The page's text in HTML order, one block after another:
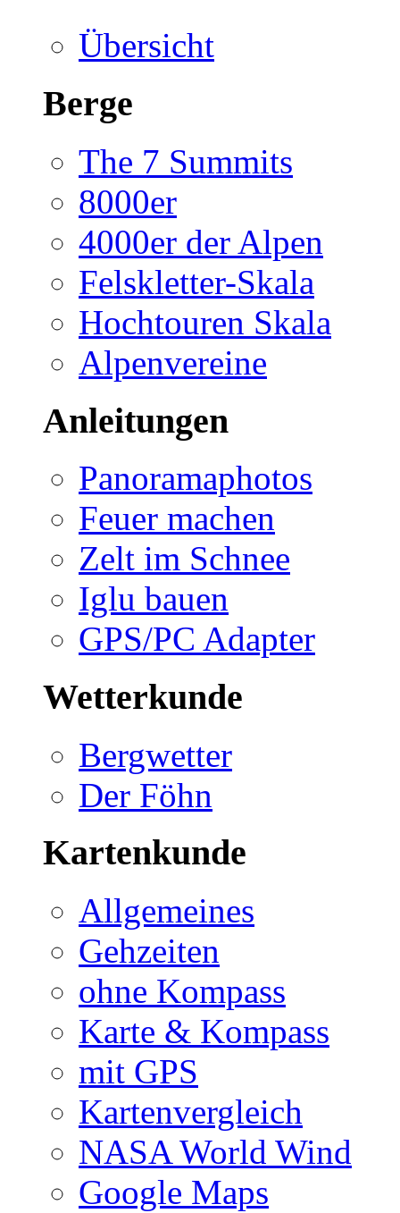
Übersicht
Berge
The 7 Summits
8000er
4000er der Alpen
Felskletter-Skala
Hochtouren Skala
Alpenvereine
Anleitungen
Panoramaphotos
Feuer machen
Zelt im Schnee
Iglu bauen
GPS/PC Adapter
Wetterkunde
Bergwetter
Der Föhn
Kartenkunde
Allgemeines
Gehzeiten
ohne Kompass
Karte & Kompass
mit GPS
Kartenvergleich
NASA World Wind
Google Maps